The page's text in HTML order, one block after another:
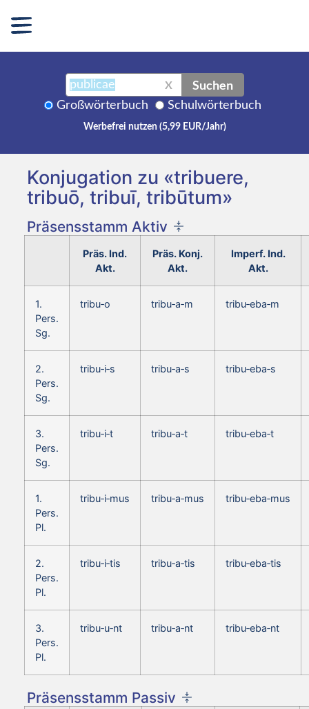
X Suchen
Großwörterbuch Schulwörterbuch
Werbefrei nutzen (5,99 EUR/Jahr)
Konjugation zu «tribuere,
tribuō, tribuī, tribūtum»
Präsensstamm Aktiv
Präs. Ind.
Akt.
Präs. Konj.
Akt.
Imperf. Ind.
Akt.
1.
Pers.
Sg.
tribu‑o tribu‑a‑m tribu‑eba‑m
2.
Pers.
Sg.
tribu‑i‑s tribu‑a‑s tribu‑eba‑s
3.
Pers.
Sg.
tribu‑i‑t tribu‑a‑t tribu‑eba‑t
1.
Pers.
Pl.
tribu‑i‑mus tribu‑a‑mus tribu‑eba‑mus
2.
Pers.
Pl.
tribu‑i‑tis tribu‑a‑tis tribu‑eba‑tis
3.
Pers.
Pl.
tribu‑u‑nt tribu‑a‑nt tribu‑eba‑nt
Präsensstamm Passiv